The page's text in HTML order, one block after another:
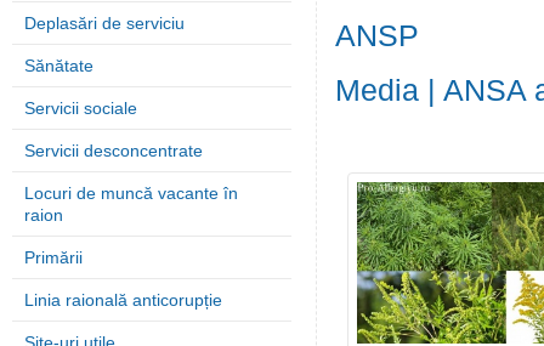
Deplasări de serviciu
Sănătate
Servicii sociale
Servicii desconcentrate
Locuri de muncă vacante în
raion
Primării
Linia raională anticorupție
ANSP
Media | ANSA